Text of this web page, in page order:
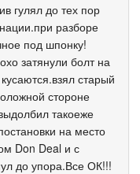
гулял до тех пор
разборе
под шпонку!
затянули болт на
старый
стороне
такоеже
на место
Don Deal и с
до упора.Все ОК!!!